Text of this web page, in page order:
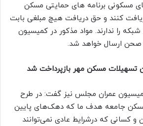
مسکونی برنامه های حمایتی مسکن
کنند و حق دریافت هیچ مبلغی بابت
را ندارند. مواد مذکور در کمیسیون
صحن ارسال خواهد شد.
عمران مجلس نیز گفت: در طرح
جامعه هدف ما که دهک‌های پایین
و کسانی که درشرایط عادی نمی‌توانند